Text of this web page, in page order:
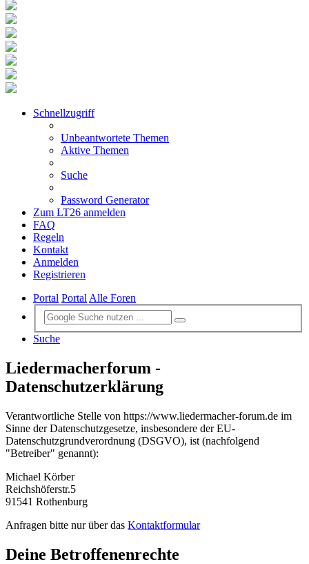
Schnellzugriff
Unbeantwortete Themen
Aktive Themen
Suche
Password Generator
Zum LT26 anmelden
FAQ
Regeln
Kontakt
Anmelden
Registrieren
Portal PortalAlle Foren
Suche
Liedermacherforum -
Datenschutzerklärung
Verantwortliche Stelle von https://www.liedermacher-forum.de im
Sinne der Datenschutzgesetze, insbesondere der EU-
Datenschutzgrundverordnung (DSGVO), ist (nachfolgend
"Betreiber" genannt):
Michael Körber
Reichshöferstr.5
91541 Rothenburg
Anfragen bitte nur über das Kontaktformular
Deine Betroffenenrechte